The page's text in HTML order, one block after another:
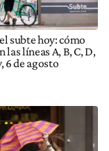
subte hoy: cómo
las líneas A, B, C, D,
6 de agosto